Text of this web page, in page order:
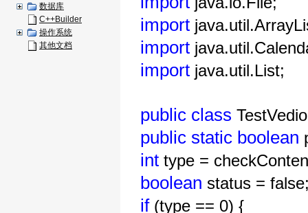
数据库
C++Builder
操作系统
其他文档
import
import
import java.util.List;
public class
public static boolean
int type =
boolean status =
if(type == 0) {